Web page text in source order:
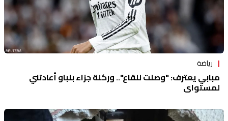
رياضة
مبابي يعترف: "وصلت للقاع".. وركلة جزاء بلباو أعادتني
لمستواي